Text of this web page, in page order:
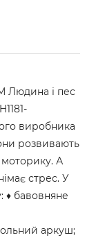
Людина і пес
виробника
розвивають
моторику. А
стрес. У
♦ бавовняне
аркуш;